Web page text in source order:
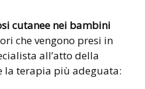
cutanee nei bambini
che vengono presi in
all’atto della
la terapia più adeguata: